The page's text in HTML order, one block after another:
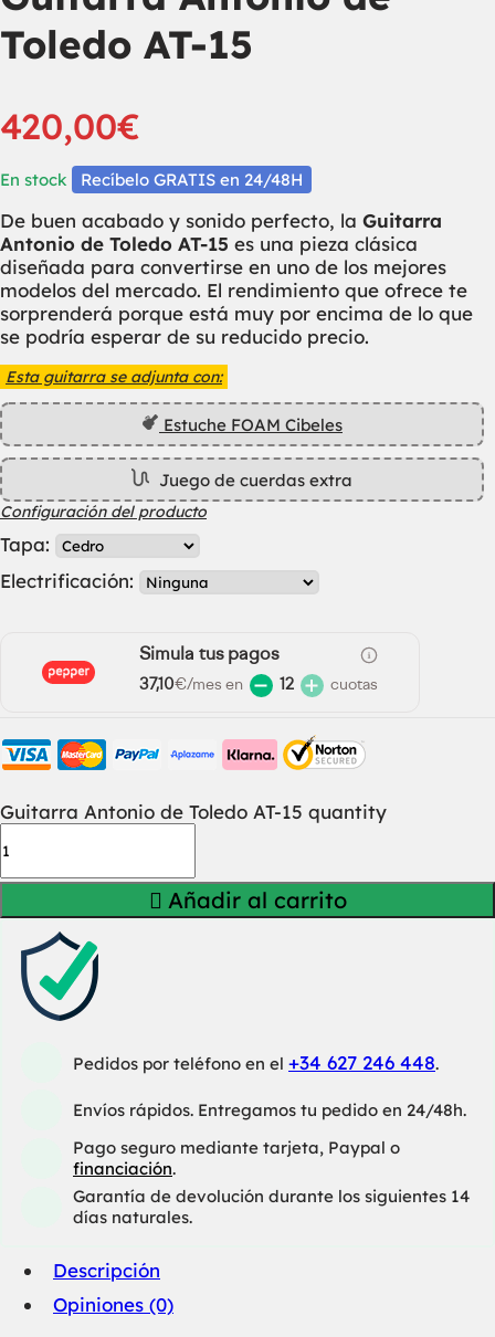
Toledo AT-15
420,00€
En stock Recíbelo GRATIS en 24/48H
De buen acabado y sonido perfecto, la Guitarra
Antonio de Toledo AT-15 es una pieza clásica
diseñada para convertirse en uno de los mejores
modelos del mercado. El rendimiento que ofrece te
sorprenderá porque está muy por encima de lo que
se podría esperar de su reducido precio.
Esta guitarra se adjunta con:
Estuche FOAM Cibeles
Juego de cuerdas extra
Configuración del producto
Tapa:
Electrificación:
Simula tus pagos
37,10€/mes en 12 cuotas
Guitarra Antonio de Toledo AT-15 quantity
Añadir al carrito
Pedidos por teléfono en el +34 627 246 448.
Envíos rápidos. Entregamos tu pedido en 24/48h.
Pago seguro mediante tarjeta, Paypal o
financiación.
Garantía de devolución durante los siguientes 14
días naturales.
Descripción
Opiniones (0)